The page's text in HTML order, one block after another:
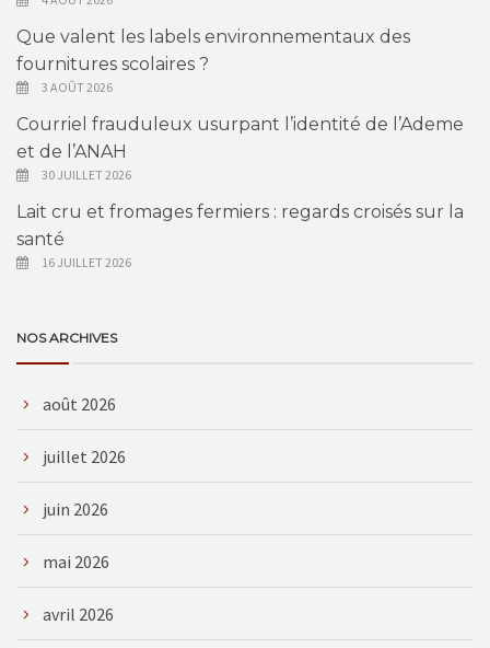
Que valent les labels environnementaux des
fournitures scolaires ?
3 AOÛT 2026
Courriel frauduleux usurpant l’identité de l’Ademe
et de l’ANAH
30 JUILLET 2026
Lait cru et fromages fermiers : regards croisés sur la
santé
16 JUILLET 2026
NOS ARCHIVES
août 2026
juillet 2026
juin 2026
mai 2026
avril 2026